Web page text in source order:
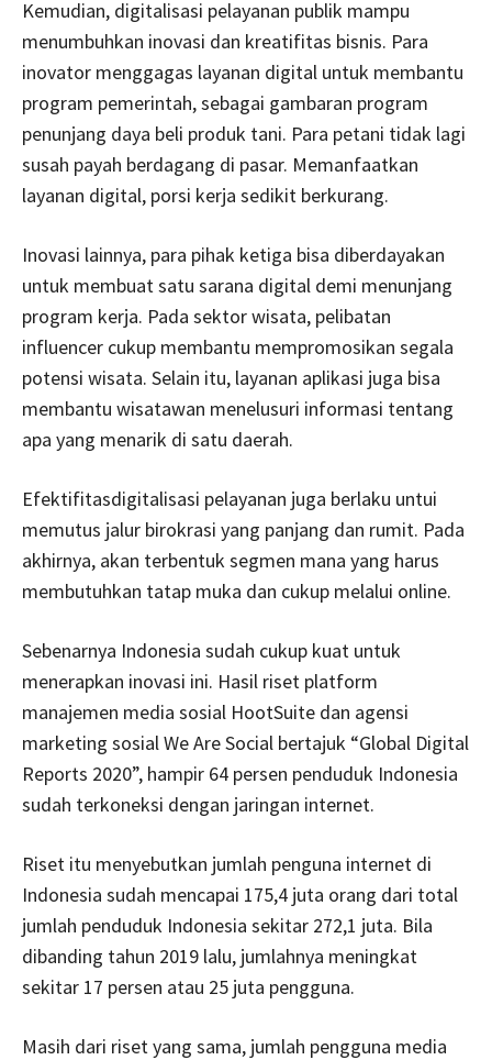
Kemudian, digitalisasi pelayanan publik mampu
menumbuhkan inovasi dan kreatifitas bisnis. Para
inovator menggagas layanan digital untuk membantu
program pemerintah, sebagai gambaran program
penunjang daya beli produk tani. Para petani tidak lagi
susah payah berdagang di pasar. Memanfaatkan
layanan digital, porsi kerja sedikit berkurang.
Inovasi lainnya, para pihak ketiga bisa diberdayakan
untuk membuat satu sarana digital demi menunjang
program kerja. Pada sektor wisata, pelibatan
influencer cukup membantu mempromosikan segala
potensi wisata. Selain itu, layanan aplikasi juga bisa
membantu wisatawan menelusuri informasi tentang
apa yang menarik di satu daerah.
Efektifitasdigitalisasi pelayanan juga berlaku untui
memutus jalur birokrasi yang panjang dan rumit. Pada
akhirnya, akan terbentuk segmen mana yang harus
membutuhkan tatap muka dan cukup melalui online.
Sebenarnya Indonesia sudah cukup kuat untuk
menerapkan inovasi ini. Hasil riset platform
manajemen media sosial HootSuite dan agensi
marketing sosial We Are Social bertajuk “Global Digital
Reports 2020”, hampir 64 persen penduduk Indonesia
sudah terkoneksi dengan jaringan internet.
Riset itu menyebutkan jumlah penguna internet di
Indonesia sudah mencapai 175,4 juta orang dari total
jumlah penduduk Indonesia sekitar 272,1 juta. Bila
dibanding tahun 2019 lalu, jumlahnya meningkat
sekitar 17 persen atau 25 juta pengguna.
Masih dari riset yang sama, jumlah pengguna media